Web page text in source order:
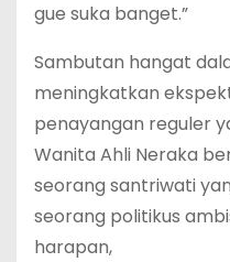
gue suka banget.”
Sambutan hangat
meningkatkan
penayangan reguler
Wanita Ahli Neraka
seorang santriwati
seorang politikus
harapan,